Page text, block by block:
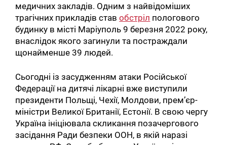
медичних закладів. Одним з найвідоміших
трагічних прикладів ставобстріл пологового
будинку в місті Маріуполь 9 березня 2022 року,
внаслідок якого загинули та постраждали
щонайменше 39 людей.
Сьогодні із засудженням атаки Російської
Федерації на дитячі лікарні вже виступили
президенти Польщі, Чехії, Молдови, прем’єр-
міністри Великої Британії, Естонії. В свою чергу
Україна ініціювала скликання позачергового
засідання Ради безпеки ООН, в якій наразі